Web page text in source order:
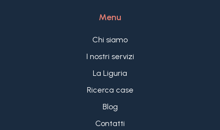
Menu
Chi siamo
I nostri servizi
La Liguria
Ricerca case
Blog
Contatti